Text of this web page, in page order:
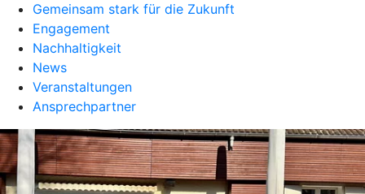
Gemeinsam stark für die Zukunft
Engagement
Nachhaltigkeit
News
Veranstaltungen
Ansprechpartner